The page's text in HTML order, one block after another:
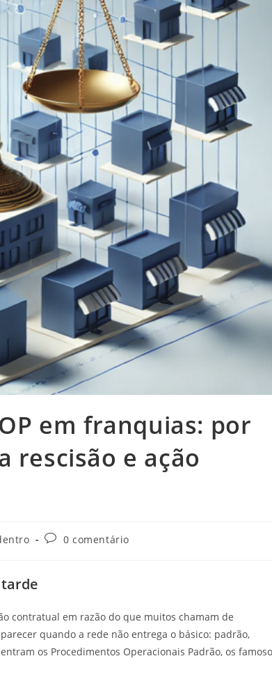
em franquias: por
rescisão e ação
0 comentário
contratual em razão do que muitos chamam de
quando a rede não entrega o básico: padrão,
os Procedimentos Operacionais Padrão, os